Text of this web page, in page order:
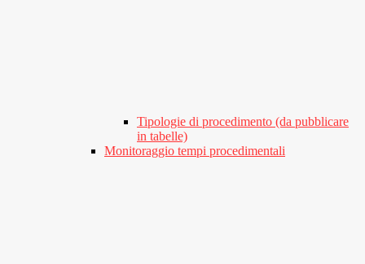
Tipologie di procedimento (da pubblicare
in tabelle)
Monitoraggio tempi procedimentali